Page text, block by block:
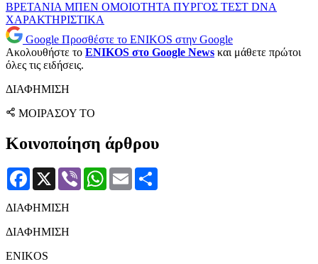
ΒΡΕΤΑΝΙΑ ΜΠΕΝ ΟΜΟΙΟΤΗΤΑ ΠΥΡΓΟΣ ΤΕΣΤ DNA
ΧΑΡΑΚΤΗΡΙΣΤΙΚΑ
Google Προσθέστε το ENIKOS στην Google
Ακολουθήστε το ENIKOS στο Google News και μάθετε πρώτοι
όλες τις ειδήσεις.
ΔΙΑΦΗΜΙΣΗ
ΜΟΙΡΑΣΟΥ ΤΟ
Κοινοποίηση άρθρου
Facebook
X Viber WhatsApp
Email
ΔΙΑΦΗΜΙΣΗ
ΔΙΑΦΗΜΙΣΗ
ENIKOS